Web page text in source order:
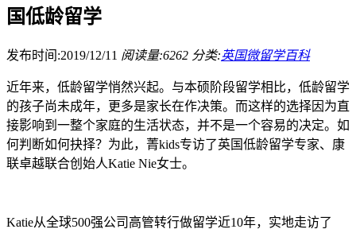
国低龄留学
发布时间:2019/12/11 阅读量:6262 分类:英国微留学百科
近年来，低龄留学悄然兴起。与本硕阶段留学相比，低龄留学
的孩子尚未成年，更多是家长在作决策。而这样的选择因为直
接影响到一整个家庭的生活状态，并不是一个容易的决定。如
何判断如何抉择？为此，菁kids专访了英国低龄留学专家、康
联卓越联合创始人Katie Nie女士。
Katie从全球500强公司高管转行做留学近10年，实地走访了